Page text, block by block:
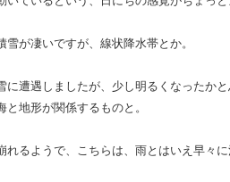
が凄いですが、線状降水帯とか。
に遭遇しましたが、少し明るくなったか
地形が関係するものと。
れるようで、こちらは、雨とはいえ早々